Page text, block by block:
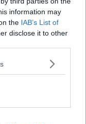
information may
the IAB’s List of
disclose it to other
che ha segnato i
anche ideale